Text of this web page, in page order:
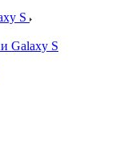
S
Galaxy S